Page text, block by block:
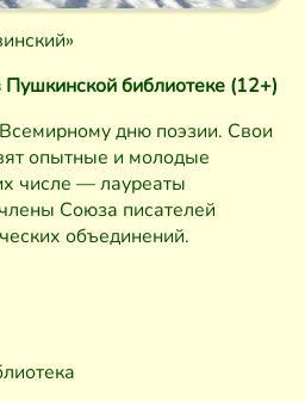
библиотеке (12+)
дню поэзии. Свои
опытные и молодые
числе — лауреаты
Союза писателей
объединений.